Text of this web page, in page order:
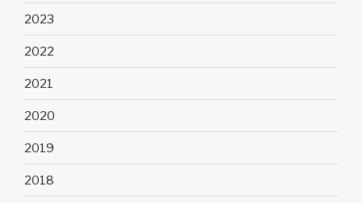
2023
2022
2021
2020
2019
2018